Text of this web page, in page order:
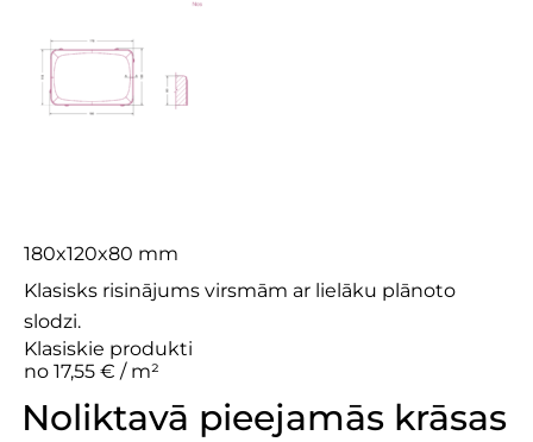
180x120x80 mm
Klasisks risinājums virsmām ar lielāku plānoto
slodzi.
Klasiskie produkti
no 17,55 € / m²
Noliktavā pieejamās krāsas